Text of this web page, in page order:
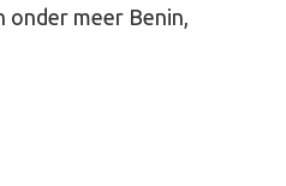
meer Benin,